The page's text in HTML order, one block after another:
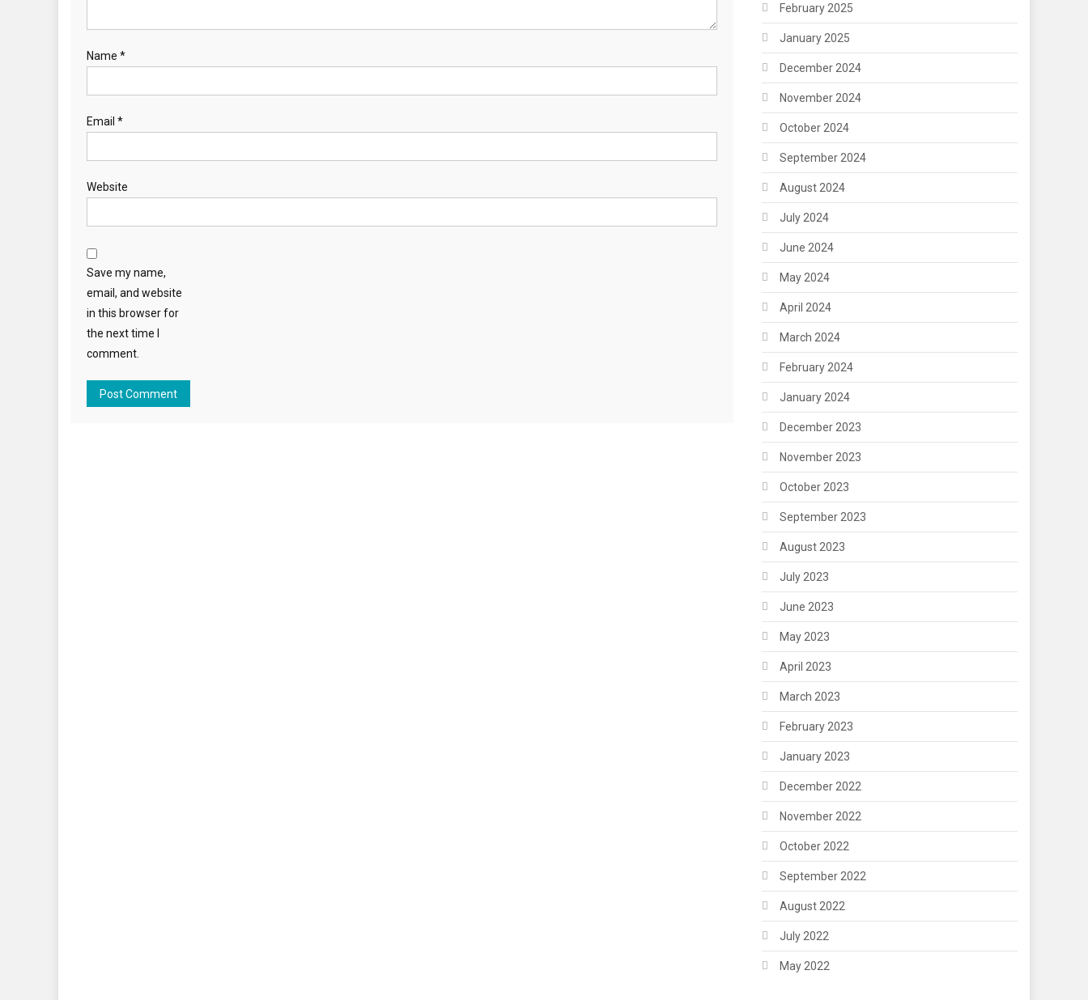
Name *
Email *
Website
Save my name,
email, and website
in this browser for
the next time I
comment.
February 2025
January 2025
December 2024
November 2024
October 2024
September 2024
August 2024
July 2024
June 2024
May 2024
April 2024
March 2024
February 2024
January 2024
December 2023
November 2023
October 2023
September 2023
August 2023
July 2023
June 2023
May 2023
April 2023
March 2023
February 2023
January 2023
December 2022
November 2022
October 2022
September 2022
August 2022
July 2022
May 2022